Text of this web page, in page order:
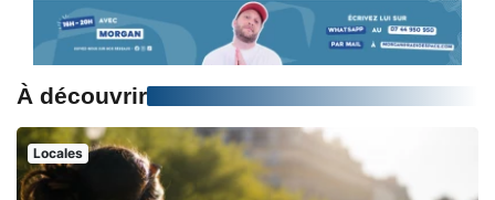
À découvrir
Locales